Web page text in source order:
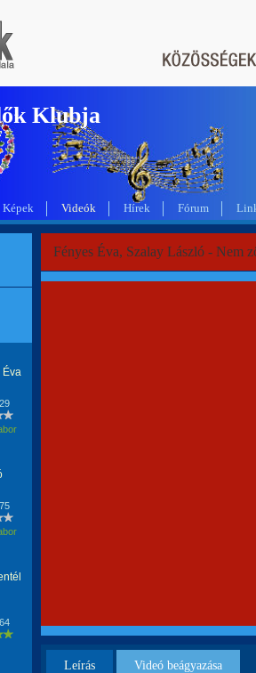
Klubja
Képek Videók Hírek Fórum
Éva
Fényes Éva, Szalay László - Nem
Leírás Videó beágyazása